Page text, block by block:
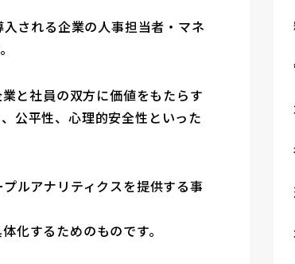
される企業の人事担当者・マネ
と社員の双方に価値をもたらす
公平性、心理的安全性といった
ルアナリティクスを提供する事
化するためのものです。